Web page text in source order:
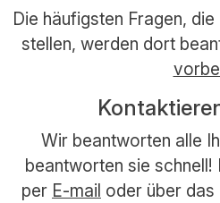
Die häufigsten Fragen,
stellen, werden dort
Wir beantworten alle
beantworten sie schnell!
per E-mail oder über